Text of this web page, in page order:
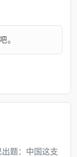
。
题：中国这支